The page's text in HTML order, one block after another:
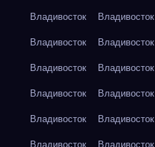
Владивосток
Владивосток
Владивосток
Владивосток
Владивосток
Владивосток
Владивосток
Владивосток
Владивосток
Владивосток